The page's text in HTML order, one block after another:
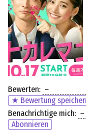
Bewerten:
★ Bewertung
Benachrichtige mich:
Abonnieren